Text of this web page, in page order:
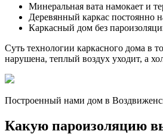
Минеральная вата намокает и
Деревянный каркас постоянно
Каркасный дом без
Суть технологии каркасного дома в
нарушена, теплый воздух уходит, а
Построенный нами дом в
Какую пароизоляцию